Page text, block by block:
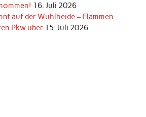
16. Juli 2026
auf der Wuhlheide – Flammen
Pkw über 15. Juli 2026